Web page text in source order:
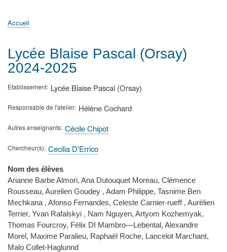
Accueil
ActualitésMATh.en.JEANS ?
Régions et Ateliers
Créer, gérer un atelier
Sujets/Publications
Congrès
d'Ariane
Accueil
Lycée Blaise Pascal (Orsay)
2024-2025
Etablissement Lycée Blaise Pascal (Orsay)
Responsable de l'atelier Hélène Cochard
Autres enseignants Cécile Chipot
Chercheur(s) Cecilia D'Errico
Nom des élèves
Arianne Barbe Almori, Ana Dutouquet Moreau, Clémence
Rousseau, Aurelien Goudey , Adam Philippe, Tasnime Ben
Mechkana , Afonso Fernandes, Celeste Carnier-rueff , Aurélien
Terrier, Yvan Rafalskyi , Nam Nguyen, Artyom Kozhemyak,
Thomas Fourcroy, Félix DI Mambro—Lebental, Alexandre
Morel, Maxime Paralieu, Raphaël Roche, Lancelot Marchant,
Malo Collet-Haglunnd